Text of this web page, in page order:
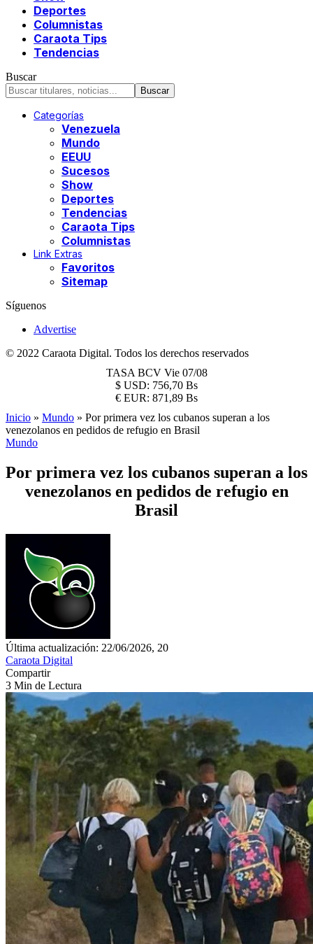
Deportes
Columnistas
Caraota Tips
Tendencias
Buscar
Categorías
Venezuela
Mundo
EEUU
Sucesos
Show
Deportes
Tendencias
Caraota Tips
Columnistas
Link Extras
Favoritos
Sitemap
Síguenos
Advertise
© 2022 Caraota Digital. Todos los derechos reservados
TASA BCV Vie 07/08
$ USD: 756,70 Bs
€ EUR: 871,89 Bs
Inicio » Mundo » Por primera vez los cubanos superan a los
venezolanos en pedidos de refugio en Brasil
Mundo
Por primera vez los cubanos superan a los
venezolanos en pedidos de refugio en
Brasil
Última actualización: 22/06/2026, 20
Caraota Digital
Compartir
3 Min de Lectura